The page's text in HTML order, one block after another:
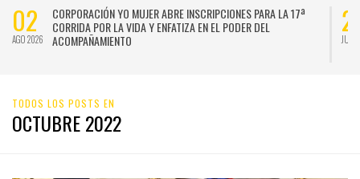
02
AGO 2026
CORPORACIÓN YO MUJER ABRE INSCRIPCIONES PARA LA 17ª
CORRIDA POR LA VIDA Y ENFATIZA EN EL PODER DEL
ACOMPAÑAMIENTO
JUL
TODOS LOS POSTS EN
OCTUBRE 2022